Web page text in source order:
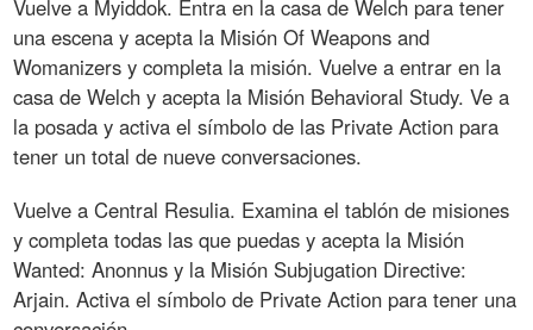
Vuelve a Myiddok. Entra en la casa de Welch para tener
una escena y acepta la Misión Of Weapons and
Womanizers y completa la misión. Vuelve a entrar en la
casa de Welch y acepta la Misión Behavioral Study. Ve a
la posada y activa el símbolo de las Private Action para
tener un total de nueve conversaciones.
Vuelve a Central Resulia. Examina el tablón de misiones
y completa todas las que puedas y acepta la Misión
Wanted: Anonnus y la Misión Subjugation Directive:
Arjain. Activa el símbolo de Private Action para tener una